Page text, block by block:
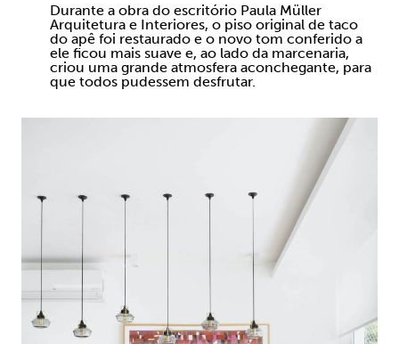
Durante a obra do escritório Paula Müller
Arquitetura e Interiores, o piso original de taco
do apê foi restaurado e o novo tom conferido a
ele ficou mais suave e, ao lado da marcenaria,
criou uma grande atmosfera aconchegante, para
que todos pudessem desfrutar.